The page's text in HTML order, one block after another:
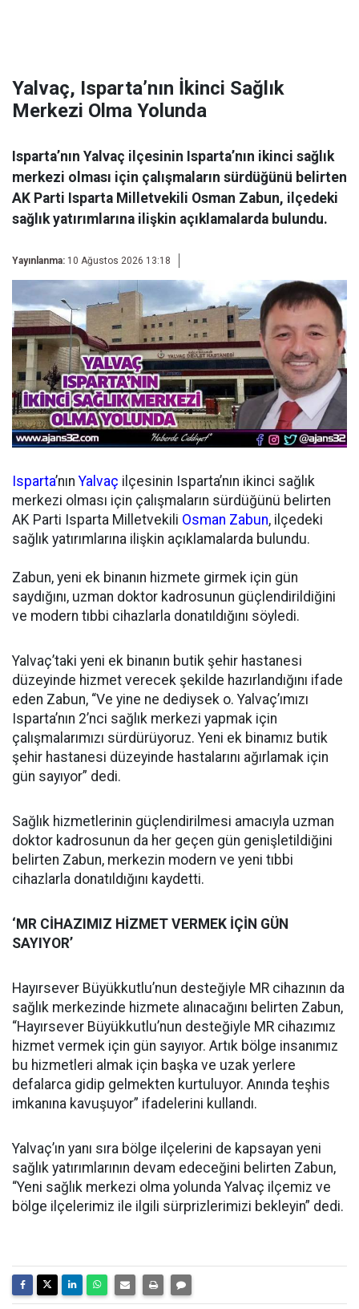
Yalvaç, Isparta’nın İkinci Sağlık
Merkezi Olma Yolunda
Isparta’nın Yalvaç ilçesinin Isparta’nın ikinci sağlık
merkezi olması için çalışmaların sürdüğünü belirten
AK Parti Isparta Milletvekili Osman Zabun, ilçedeki
sağlık yatırımlarına ilişkin açıklamalarda bulundu.
Yayınlanma: 10 Ağustos 2026 13:18
Isparta’nınYalvaç ilçesinin Isparta’nın ikinci sağlık
merkezi olması için çalışmaların sürdüğünü belirten
AK Parti Isparta Milletvekili Osman Zabun, ilçedeki
sağlık yatırımlarına ilişkin açıklamalarda bulundu.
Zabun, yeni ek binanın hizmete girmek için gün
saydığını, uzman doktor kadrosunun güçlendirildiğini
ve modern tıbbi cihazlarla donatıldığını söyledi.
Yalvaç’taki yeni ek binanın butik şehir hastanesi
düzeyinde hizmet verecek şekilde hazırlandığını ifade
eden Zabun, “Ve yine ne dediysek o. Yalvaç’ımızı
Isparta’nın 2’nci sağlık merkezi yapmak için
çalışmalarımızı sürdürüyoruz. Yeni ek binamız butik
şehir hastanesi düzeyinde hastalarını ağırlamak için
gün sayıyor” dedi.
Sağlık hizmetlerinin güçlendirilmesi amacıyla uzman
doktor kadrosunun da her geçen gün genişletildiğini
belirten Zabun, merkezin modern ve yeni tıbbi
cihazlarla donatıldığını kaydetti.
‘MR CİHAZIMIZ HİZMET VERMEK İÇİN GÜN
SAYIYOR’
Hayırsever Büyükkutlu’nun desteğiyle MR cihazının da
sağlık merkezinde hizmete alınacağını belirten Zabun,
“Hayırsever Büyükkutlu’nun desteğiyle MR cihazımız
hizmet vermek için gün sayıyor. Artık bölge insanımız
bu hizmetleri almak için başka ve uzak yerlere
defalarca gidip gelmekten kurtuluyor. Anında teşhis
imkanına kavuşuyor” ifadelerini kullandı.
Yalvaç’ın yanı sıra bölge ilçelerini de kapsayan yeni
sağlık yatırımlarının devam edeceğini belirten Zabun,
“Yeni sağlık merkezi olma yolunda Yalvaç ilçemiz ve
bölge ilçelerimiz ile ilgili sürprizlerimizi bekleyin” dedi.